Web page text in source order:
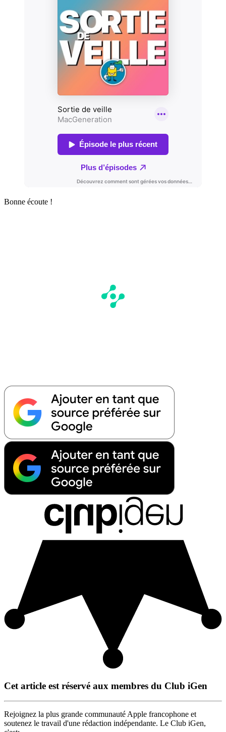
Bonne écoute !
Cet article est réservé aux membres du Club iGen
Rejoignez la plus grande communauté Apple francophone et
soutenez le travail d'une rédaction indépendante. Le Club iGen,